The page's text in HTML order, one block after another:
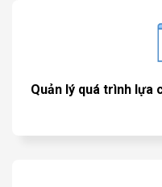
Quản lý quá trình lựa